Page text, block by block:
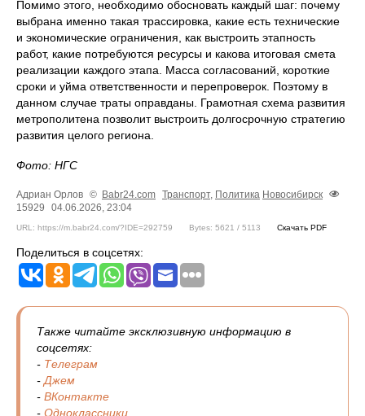
Помимо этого, необходимо обосновать каждый шаг: почему
выбрана именно такая трассировка, какие есть технические
и экономические ограничения, как выстроить этапность
работ, какие потребуются ресурсы и какова итоговая смета
реализации каждого этапа. Масса согласований, короткие
сроки и уйма ответственности и перепроверок. Поэтому в
данном случае траты оправданы. Грамотная схема развития
метрополитена позволит выстроить долгосрочную стратегию
развития целого региона.
Фото: НГС
Адриан Орлов © Babr24.com Транспорт, Политика Новосибирск
15929
04.06.2026, 23:04
URL: https://m.babr24.com/?IDE=292759 Bytes: 5621 / 5113 Скачать PDF
Поделиться в соцсетях:
Также читайте эксклюзивную информацию в
соцсетях:
- Телеграм
-Джем
- ВКонтакте
- Одноклассники